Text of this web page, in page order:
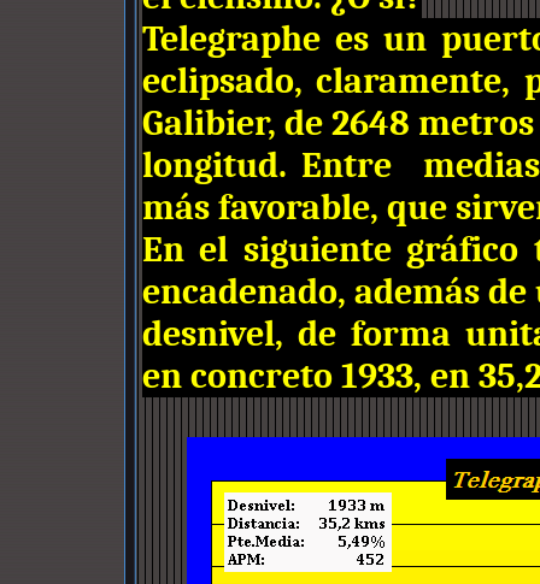
Telegraphe es un
eclipsado, claramente,
Galibier, de 2648
longitud. Entre
más favorable, que
En el siguiente gráfico
encadenado, además
desnivel, de forma
en concreto 1933, en